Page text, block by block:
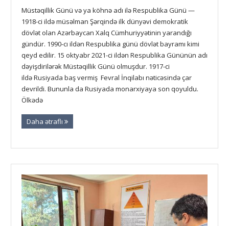
Müstəqillik Günü və ya köhnə adı ilə Respublika Günü —
1918-ci ildə müsəlman Şərqində ilk dünyəvi demokratik
dövlət olan Azərbaycan Xalq Cümhuriyyətinin yarandığı
gündür. 1990-cı ildən Respublika günü dövlət bayramı kimi
qeyd edilir. 15 oktyabr 2021-ci ildən Respublika Gününün adı
dəyişdirilərək Müstəqillik Günü olmuşdur. 1917-ci
ildə Rusiyada baş vermiş Fevral İnqilabı nəticəsində çar
devrildi. Bununla da Rusiyada monarxiyaya son qoyuldu.
Ölkədə
Daha ətraflı